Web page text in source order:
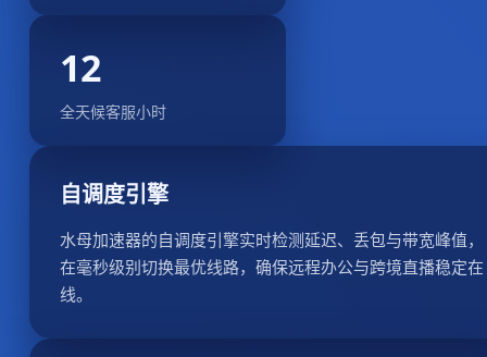
12
全天候客服小时
自调度引擎
水母加速器的自调度引擎实时检测延迟、丢包与带宽峰值，
在毫秒级别切换最优线路，确保远程办公与跨境直播稳定在
线。